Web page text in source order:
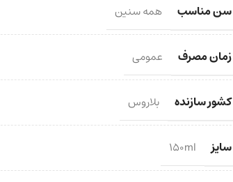
سن مناسب همه سنین
زمان مصرف عمومی
کشور سازنده بلاروس
سایز 150ml